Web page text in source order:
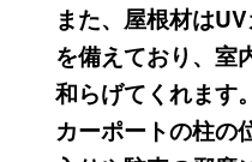
また、屋根材は
を備えており、室
和らげてくれます。
カーポートの柱の